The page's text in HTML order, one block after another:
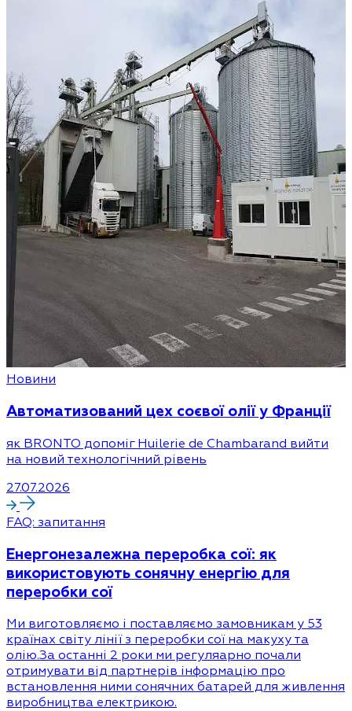
Новини
Автоматизований цех соєвої олії у Франції
як BRONTO допоміг Huilerie de Chambarand вийти
на новий технологічний рівень
27.07.2026
FAQ: запитання
Енергонезалежна переробка сої: як
використовують сонячну енергію для
переробки сої
Ми виготовляємо і поставляємо замовникам у 53
країнах світу лінії з переробки сої на макуху та
олію.За останні 2 роки ми регуляарно почали
отримувати від партнерів інформацію про
встановлення ними сонячних батарей для живлення
виробництва електрикою.